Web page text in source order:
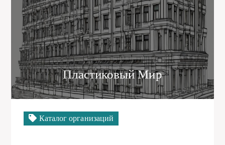
Пластиковый Мир
Каталог организаций